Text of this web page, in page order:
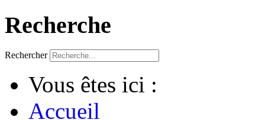
Recherche
Rechercher
Vous êtes ici :
Accueil